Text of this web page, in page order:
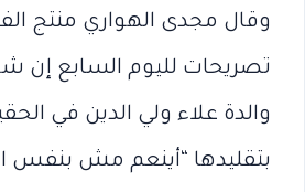
وقال مجدى الهواري منتج
تصريحات لليوم السابع إن
والدة علاء ولي الدين في
بتقليدها “أينعم مش بنفس